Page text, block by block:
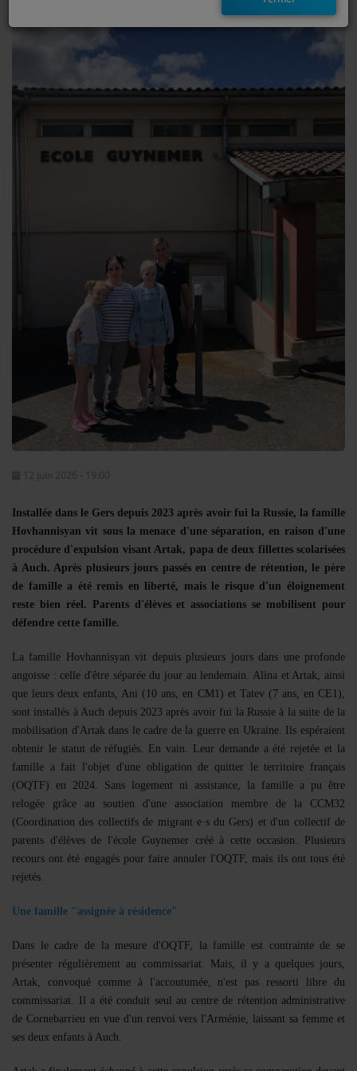
EMISSIONS
TITRES DIFFUSÉS
EVÈNEMENTS
CONTACTEZ-NOUS
RÉGIE PUBLICTIAIRE
Se connecter
Installée dans le Gers depuis 2023 après avoir fui la Russie, la famille
Hovhannisyan vit sous la menace d'une séparation, en raison d'une
procédure d'expulsion visant Artak, papa de deux fillettes scolarisées
à Auch. Après plusieurs jours passés en centre de rétention, le père
de famille a été remis en liberté, mais le risque d'un éloignement
reste bien réel. Parents d'élèves et associations se mobilisent pour
défendre cette famille.
La famille Hovhannisyan vit depuis plusieurs jours dans une profonde
angoisse : celle d'être séparée du jour au lendemain. Alina et Artak, ainsi
que leurs deux enfants, Ani (10 ans, en CM1) et Tatev (7 ans, en CE1),
sont installés à Auch depuis 2023 après avoir fui la Russie à la suite de la
mobilisation d'Artak dans le cadre de la guerre en Ukraine. Ils espéraient
obtenir le statut de réfugiés. En vain. Leur demande a été rejetée et la
famille a fait l'objet d'une obligation de quitter le territoire français
(OQTF) en 2024. Sans logement ni assistance, la famille a pu être
relogée grâce au soutien d'une association membre de la CCM32
(Coordination des collectifs de migrant·e·s du Gers) et d'un collectif de
parents d'élèves de l'école Guynemer créé à cette occasion. Plusieurs
recours ont été engagés pour faire annuler l'OQTF, mais ils ont tous été
rejetés.
Une famille "assignée à résidence"
Dans le cadre de la mesure d'OQTF, la famille est contrainte de se
présenter régulièrement au commissariat. Mais, il y a quelques jours,
Artak, convoqué comme à l'accoutumée, n'est pas ressorti libre du
commissariat. Il a été conduit seul au centre de rétention administrative
de Cornebarrieu en vue d'un renvoi vers l'Arménie, laissant sa femme et
ses deux enfants à Auch.